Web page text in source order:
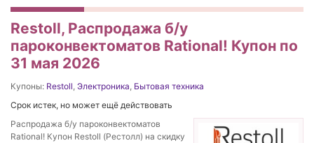
Restoll, Распродажа б/у
пароконвектоматов Rational! Купон по
31 мая 2026
Купоны: Restoll, Электроника, Бытовая техника
Срок истек, но может ещё действовать
Распродажа б/у пароконвектоматов
Rational! Купон Restoll (Рестолл) на скидку